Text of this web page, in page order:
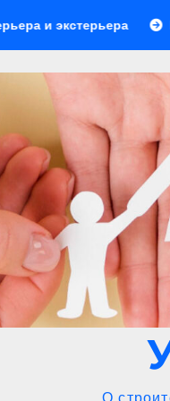
Какое барбекю
О